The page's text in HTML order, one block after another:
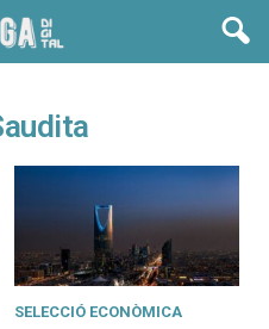
SELECCIÓ ECONÒMICA